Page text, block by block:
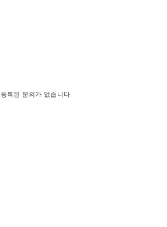
등록된 문의가 없습니다.